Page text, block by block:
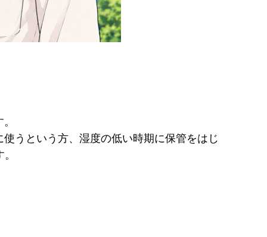
うという方、湿度の低い時期に保管をはじ